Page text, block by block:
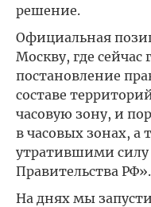
решение.
Официальная
Москву, где
постановление
составе
часовую зону, и
в часовых зонах, а
утратившими силу
Правительства РФ».
На днях мы